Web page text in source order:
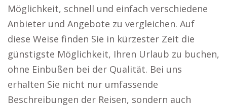
Möglichkeit, schnell und einfach verschiedene
Anbieter und Angebote zu vergleichen. Auf
diese Weise finden Sie in kürzester Zeit die
günstigste Möglichkeit, Ihren Urlaub zu buchen,
ohne Einbußen bei der Qualität. Bei uns
erhalten Sie nicht nur umfassende
Beschreibungen der Reisen, sondern auch